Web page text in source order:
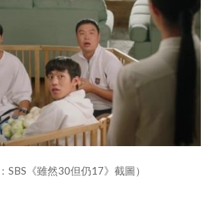
SBS《雖然30但仍17》截圖）